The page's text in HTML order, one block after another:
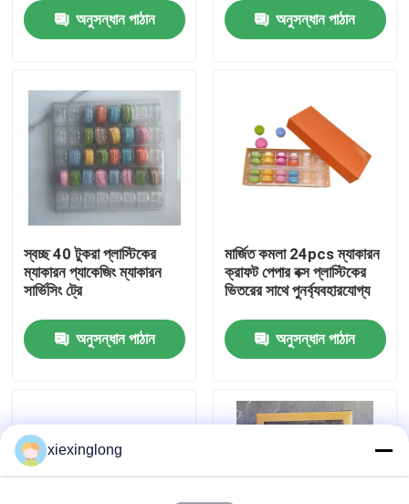
পণ্য
ভিডিও
আমাদের সম্বন্ধে
কারখানা পরিদর্শন
গুণমান নিয়ন্ত্রণ
আমাদের সাথে যোগাযোগ
মামলা
অনুসন্ধান পাঠান
অনুসন্ধান পাঠান
স্বচ্ছ 40 টুকরা প্লাস্টিকের
ম্যাকারন প্যাকেজিং ম্যাকারন
সার্ভিসিং ট্রে
অনুসন্ধান পাঠান
মার্জিত কমলা 24pcs ম্যাকারন
ক্রাফট পেপার বক্স প্লাস্টিকের
ভিতরের সাথে পুনর্ব্যবহারযোগ্য
অনুসন্ধান পাঠান
xiexinglong